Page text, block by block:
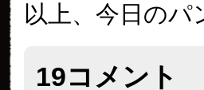
以上、今日のパ
19コメント